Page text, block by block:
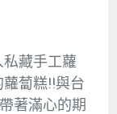
藏手工蘿
蔔糕!!與台
著滿心的期